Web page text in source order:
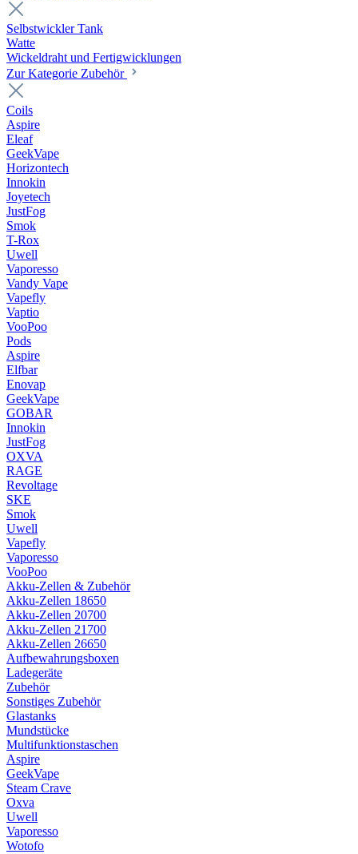
Selbstwickler Tank
Watte
Wickeldraht und Fertigwicklungen
Zur Kategorie Zubehör
Coils
Aspire
Eleaf
GeekVape
Horizontech
Innokin
Joyetech
JustFog
Smok
T-Rox
Uwell
Vaporesso
Vandy Vape
Vapefly
Vaptio
VooPoo
Pods
Aspire
Elfbar
Enovap
GeekVape
GOBAR
Innokin
JustFog
OXVA
RAGE
Revoltage
SKE
Smok
Uwell
Vapefly
Vaporesso
VooPoo
Akku-Zellen & Zubehör
Akku-Zellen 18650
Akku-Zellen 20700
Akku-Zellen 21700
Akku-Zellen 26650
Aufbewahrungsboxen
Ladegeräte
Zubehör
Sonstiges Zubehör
Glastanks
Mundstücke
Multifunktionstaschen
Aspire
GeekVape
Steam Crave
Oxva
Uwell
Vaporesso
Wotofo